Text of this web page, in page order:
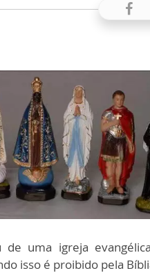
de uma igreja
isso é proibido pela